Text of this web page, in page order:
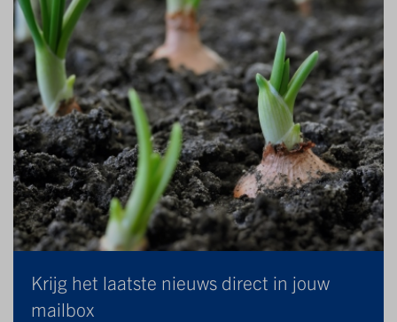
Krijg het laatste nieuws direct in jouw
mailbox